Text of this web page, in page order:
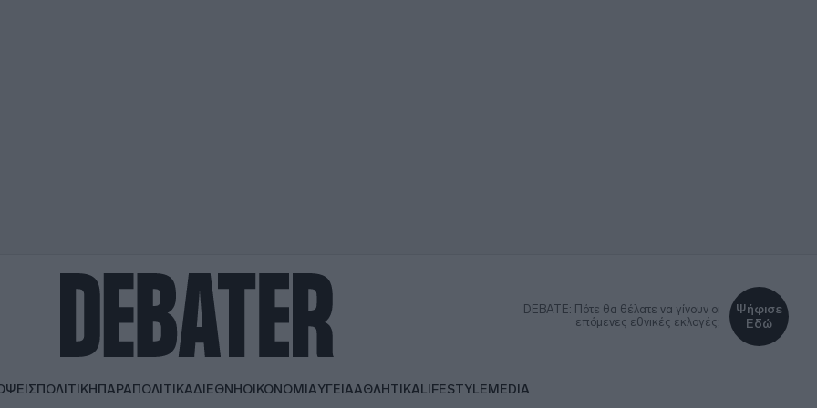
DEBATE: Πότε θα θέλατε να γίνουν οι
επόμενες εθνικές εκλογές;
Ψήφισε
Εδώ
ΠΟΛΙΤΙΚΗΠΑΡΑΠΟΛΙΤΙΚΑΔΙΕΘΝΗΟΙΚΟΝΟΜΙΑΥΓΕΙΑΑΘΛΗΤΙΚΑLIFESTYLEMEDIA